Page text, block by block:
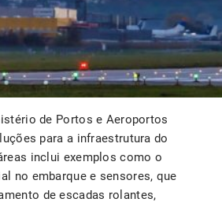
de Portos e Aeroportos
para a infraestrutura do
inclui exemplos como o
no embarque e sensores, que
de escadas rolantes,